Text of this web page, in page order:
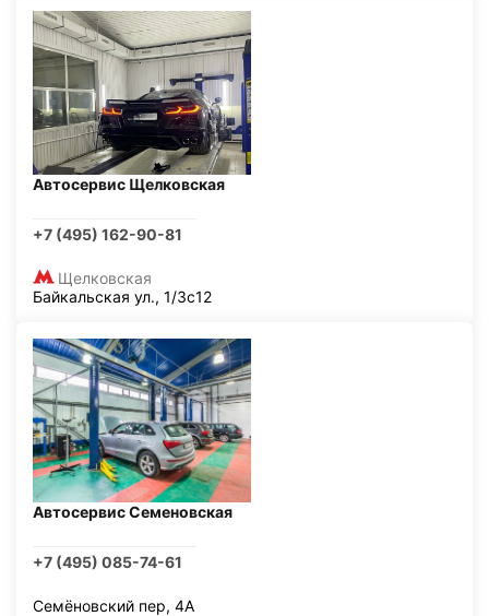
Автосервис Щелковская
+7 (495) 162-90-81
Щелковская
Байкальская ул., 1/3с12
Автосервис Семеновская
+7 (495) 085-74-61
Семёновский пер, 4А